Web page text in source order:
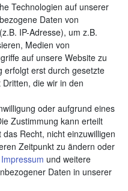
Technologien auf unserer
Daten von
IP-Adresse), um z.B.
Medien von
auf unsere Website zu
erfolgt erst durch gesetzte
die wir in den
oder aufgrund eines
Zustimmung kann erteilt
Recht, nicht einzuwilligen
Zeitpunkt zu ändern oder
Impressum und weitere
Daten in unserer